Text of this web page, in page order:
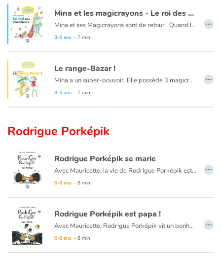
Mina et les magicrayons - Le roi des z'embêteurs
Mina et ses Magicrayons sont de retour ! Quand la petite fille dessine, tout peut arriver, tout prend vie. Par exemple, un chien. Mais pas n’importe quel chien : un petit toutou qui veut devenir le roi des Animaux. Pas facile quand on est un chien frisé qui ressemble à un mouton tout doux. Heureusement, Mina a ses 3 outils secrets, bien cachés dans sa pochette. Grâce à eux, elle peut transformer son nouvel ami au mauvais caractère en lion, en ours… ou en tout ce qu’elle veut !
3-5 ans - 7 min
…
Le range-Bazar !
Mina a un super-pouvoir. Elle possède 3 magicrayons : un bleu, un rouge, un jaune. Chaque fois que Mina s’en sert, ses dessins prennent vie. Alors, quand ses parents lui demandent de ranger tout le bazar qu’elle a accumulé dans l’entrée, Mina ouvre sa pochette à crayons et dessine ZARBIZAR, le robot spécialiste en RANZE-BAZAR !
3-5 ans - 7 min
…
Rodrigue Porképik
Rodrigue Porképik se marie
Avec Mauricette, la vie de Rodrigue Porképik est magnifique, féerique. Si fantastique qu'il décide de se marier et d'organiser une fête, trés chouette. Mais au moment d'aller dormir, les choses se compliquent. Où trouver un lit pratique pour monsieur et madame Porképik ?
6-8 ans - 8 min
…
Rodrigue Porképik est papa !
Avec Mauricette, Rodrigue Porképik vit un bonheur fantastique. Ils vont avoir un bébé. C'est féérique ! Si c'est un garçon, il s'appellera Ludovic, si c'est une fille, Monique. Logique ! Leur petit Porképik sera absolument magnifique. Mais Rodrigue panique... Fera-t-il un bon papa Porképik ?
6-8 ans - 8 min
…